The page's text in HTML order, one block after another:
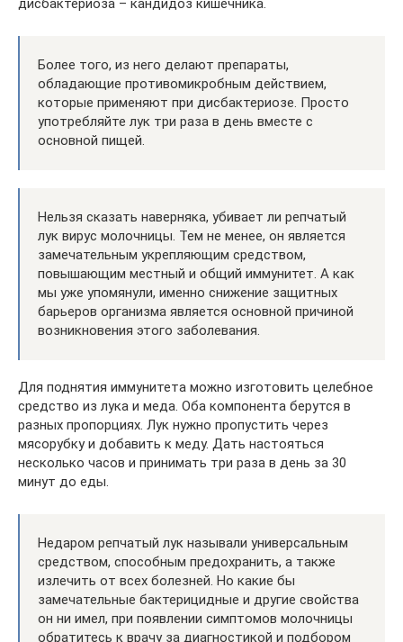
дисбактериоза – кандидоз кишечника.
Более того, из него делают препараты,
обладающие противомикробным действием,
которые применяют при дисбактериозе. Просто
употребляйте лук три раза в день вместе с
основной пищей.
Нельзя сказать наверняка, убивает ли репчатый
лук вирус молочницы. Тем не менее, он является
замечательным укрепляющим средством,
повышающим местный и общий иммунитет. А как
мы уже упомянули, именно снижение защитных
барьеров организма является основной причиной
возникновения этого заболевания.
Для поднятия иммунитета можно изготовить целебное
средство из лука и меда. Оба компонента берутся в
разных пропорциях. Лук нужно пропустить через
мясорубку и добавить к меду. Дать настояться
несколько часов и принимать три раза в день за 30
минут до еды.
Недаром репчатый лук называли универсальным
средством, способным предохранить, а также
излечить от всех болезней. Но какие бы
замечательные бактерицидные и другие свойства
он ни имел, при появлении симптомов молочницы
обратитесь к врачу за диагностикой и подбором